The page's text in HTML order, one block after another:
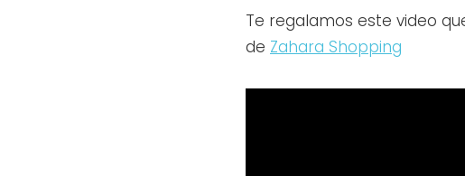
Te regalamos este video
de Zahara Shopping